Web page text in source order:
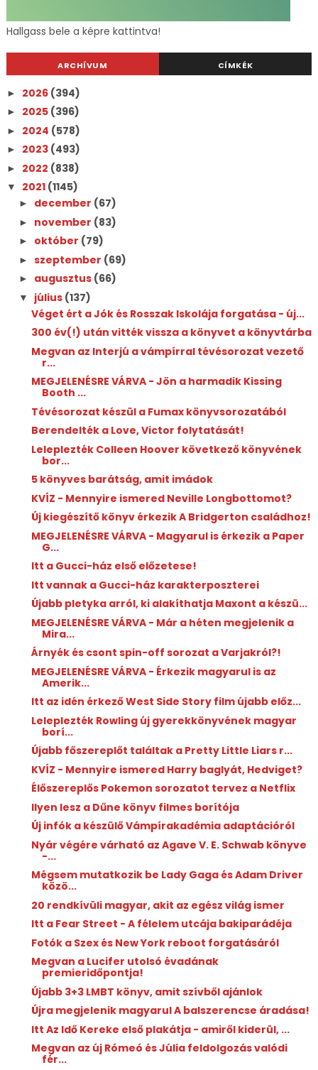
Hallgass bele a képre kattintva!
ARCHÍVUM CÍMKÉK
► 2026 (394)
► 2025 (396)
► 2024 (578)
► 2023 (493)
► 2022 (838)
▼ 2021 (1145)
► december (67)
► november (83)
► október (79)
► szeptember (69)
► augusztus (66)
▼ július (137)
Véget ért a Jók és Rosszak Iskolája forgatása - új...
300 év(!) után vitték vissza a könyvet a könyvtárba
Megvan az Interjú a vámpírral tévésorozat vezető
r...
MEGJELENÉSRE VÁRVA - Jön a harmadik Kissing
Booth ...
Tévésorozat készül a Fumax könyvsorozatából
Berendelték a Love, Victor folytatását!
Leleplezték Colleen Hoover következő könyvének
bor...
5 könyves barátság, amit imádok
KVÍZ - Mennyire ismered Neville Longbottomot?
Új kiegészítő könyv érkezik A Bridgerton családhoz!
MEGJELENÉSRE VÁRVA - Magyarul is érkezik a Paper
G...
Itt a Gucci-ház első előzetese!
Itt vannak a Gucci-ház karakterposzterei
Újabb pletyka arról, ki alakíthatja Maxont a készü...
MEGJELENÉSRE VÁRVA - Már a héten megjelenik a
Mira...
Árnyék és csont spin-off sorozat a Varjakról?!
MEGJELENÉSRE VÁRVA - Érkezik magyarul is az
Amerik...
Itt az idén érkező West Side Story film újabb előz...
Leleplezték Rowling új gyerekkönyvének magyar
borí...
Újabb főszereplőt találtak a Pretty Little Liars r...
KVÍZ - Mennyire ismered Harry baglyát, Hedviget?
Élőszereplős Pokemon sorozatot tervez a Netflix
Ilyen lesz a Dűne könyv filmes borítója
Új infók a készülő Vámpírakadémia adaptációról
Nyár végére várható az Agave V. E. Schwab könyve
-...
Mégsem mutatkozik be Lady Gaga és Adam Driver
közö...
20 rendkívüli magyar, akit az egész világ ismer
Itt a Fear Street - A félelem utcája bakiparádéja
Fotók a Szex és New York reboot forgatásáról
Megvan a Lucifer utolsó évadának
premieridőpontja!
Újabb 3+3 LMBT könyv, amit szívből ajánlok
Újra megjelenik magyarul A balszerencse áradása!
Itt Az Idő Kereke első plakátja - amiről kiderül, ...
Megvan az új Rómeó és Júlia feldolgozás valódi
fér...